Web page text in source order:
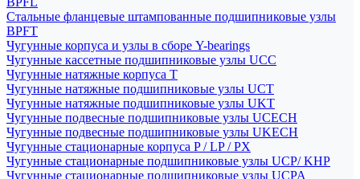
Стальные фланцевые штампованные подшипниковые узлы
BPFT
Чугунные корпуса и узлы в сборе Y-bearings
Чугунные кассетные подшипниковые узлы UCC
Чугунные натяжные корпуса T
Чугунные натяжные подшипниковые узлы UCT
Чугунные натяжные подшипниковые узлы UKT
Чугунные подвесные подшипниковые узлы UCECH
Чугунные подвесные подшипниковые узлы UKECH
Чугунные стационарные корпуса P / LP / PX
Чугунные стационарные подшипниковые узлы UCP/ KHP
Чугунные стационарные подшипниковые узлы UCPA